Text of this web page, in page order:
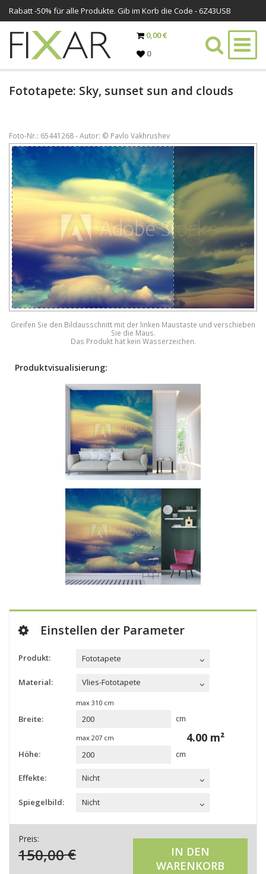
Rabatt -50% für alle Produkte. Gib im Korb die Code - 6Z43USB
0,00 €
0
Fototapete: Sky, sunset sun and clouds
Foto-Nr.: 65441268 - Autor: © Pavlo Vakhrushev
Greifen Sie den Bildausschnitt mit der linken Maustaste und verschieben
Sie die Maus.
Das Produkt hat kein Wasserzeichen.
Produktvisualisierung:
Einstellen der Parameter
Produkt: Fototapete
Material: Vlies-Fototapete
max 310cm
Breite: cm
max 207cm
Höhe: cm
4.00 m²
Effekte: Nicht
Spiegelbild: Nicht
Preis:
150,00€
IN DEN
WARENKORB